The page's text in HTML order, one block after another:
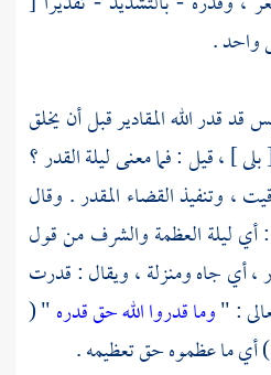
واحد .
قد قدر الله المقادير قبل أن يخلق
] ، قيل : فما معنى ليلة القدر ؟
، وتنفيذ القضاء المقدر . وقال
ليلة العظمة والشرف من قول
، أي جاه ومنزلة ، ويقال : قدرت
: "وما قدروا الله حق قدره" (